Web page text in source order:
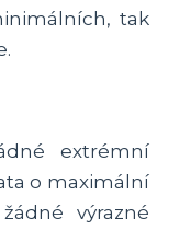
tak
extrémní
o maximální
výrazné